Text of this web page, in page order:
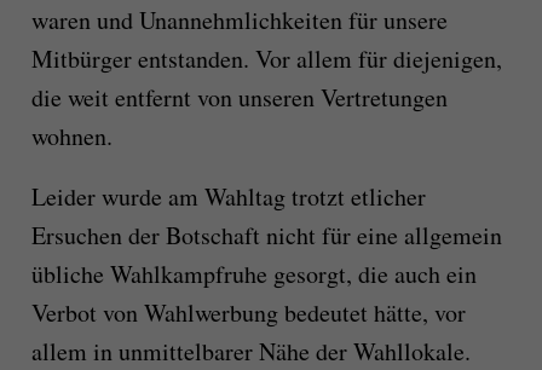
waren und Unannehmlichkeiten für unsere
Mitbürger entstanden. Vor allem für diejenigen,
die weit entfernt von unseren Vertretungen
wohnen.
Leider wurde am Wahltag trotzt etlicher
Ersuchen der Botschaft nicht für eine allgemein
übliche Wahlkampfruhe gesorgt, die auch ein
Verbot von Wahlwerbung bedeutet hätte, vor
allem in unmittelbarer Nähe der Wahllokale.